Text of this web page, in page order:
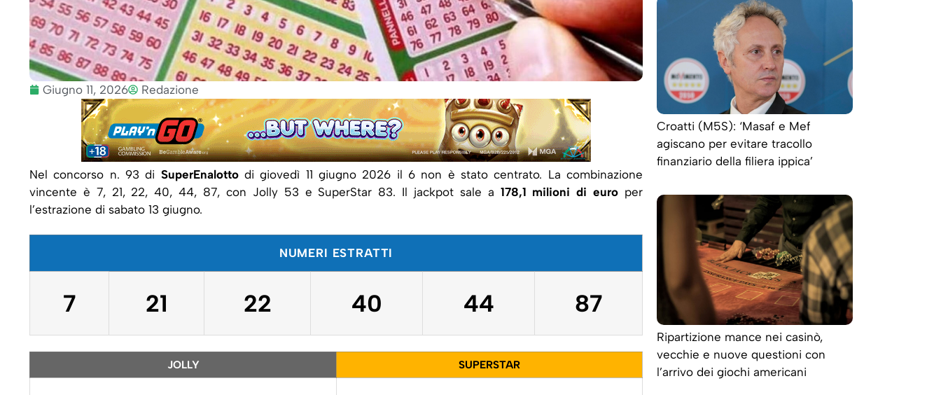
Giugno 11, 2026 Redazione
Nel concorso n. 93 di SuperEnalottodi giovedì 11 giugno 2026 il 6 non è stato centrato. La combinazione
vincente è 7, 21, 22, 40, 44, 87, con Jolly 53 e SuperStar 83. Il jackpot sale a 178,1 milioni di euro per
l’estrazione di sabato 13 giugno.
NUMERI ESTRATTI
7 21 22 40 44 87
JOLLY SUPERSTAR
Croatti (M5S): ‘Masaf e Mef
agiscano per evitare tracollo
finanziario della filiera ippica’
Ripartizione mance nei casinò,
vecchie e nuove questioni con
l’arrivo dei giochi americani